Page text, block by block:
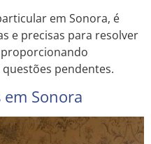
em Sonora, é
e precisas para resolver
pendentes.
Sonora